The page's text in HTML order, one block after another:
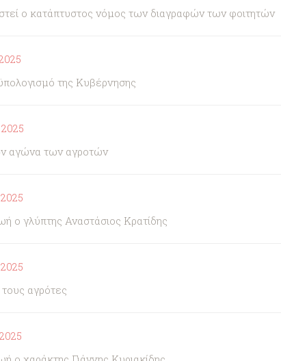
ο κατάπτυστος νόμος των διαγραφών των φοιτητών
της Κυβέρνησης
αγώνα των αγροτών
ο γλύπτης Αναστάσιος Κρατίδης
αγρότες